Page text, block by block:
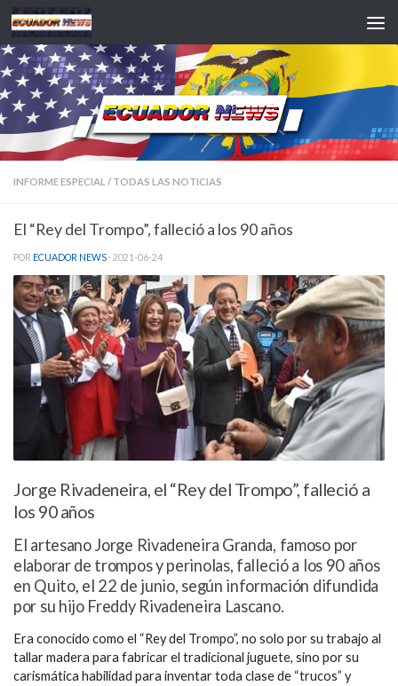
Saltar al contenido
INFORME ESPECIAL / TODAS LAS NOTICIAS
El “Rey del Trompo”, falleció a los 90 años
POR ECUADOR NEWS · 2021-06-24
Jorge Rivadeneira, el “Rey del Trompo”, falleció a
los 90 años
El artesano Jorge Rivadeneira Granda, famoso por
elaborar de trompos y perinolas, falleció a los 90 años
en Quito, el 22 de junio, según información difundida
por su hijo Freddy Rivadeneira Lascano.
Era conocido como el “Rey del Trompo”, no solo por su trabajo al
tallar madera para fabricar el tradicional juguete, sino por su
carismática habilidad para inventar toda clase de “trucos” y